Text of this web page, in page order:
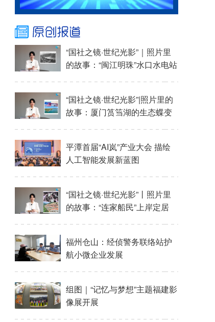
“国社之镜·世纪光影”｜照片里
的故事：“闽江明珠”水口水电站
“国社之镜·世纪光影”|照片里的
故事：厦门筼筜湖的生态蝶变
平潭首届“AI岚”产业大会 描绘
人工智能发展新蓝图
“国社之镜·世纪光影”丨照片里
的故事：“连家船民”上岸定居
福州仓山：经侦警务联络站护
航小微企业发展
组图｜“记忆与梦想”主题福建影
像展开展